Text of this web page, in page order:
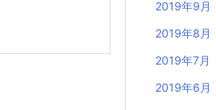
2019年9月
2019年8月
2019年7月
2019年6月